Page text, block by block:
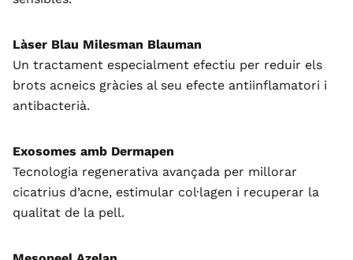
Làser Blau Milesman Blauman
Un tractament especialment efectiu per reduir els
brots acneics gràcies al seu efecte antiinflamatori i
antibacterià.
Exosomes amb Dermapen
Tecnologia regenerativa avançada per millorar
cicatrius d’acne, estimular col·lagen i recuperar la
qualitat de la pell.